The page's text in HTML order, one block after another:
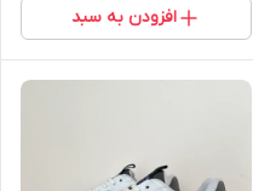
افزودن به سبد